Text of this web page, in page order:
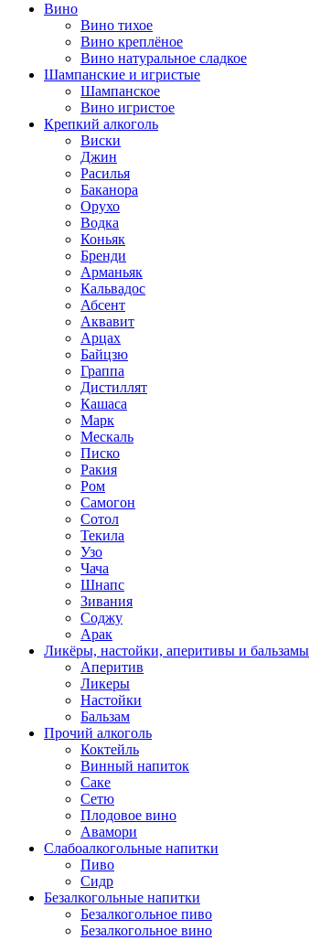
Вино
Вино тихое
Вино креплёное
Вино натуральное сладкое
Шампанские и игристые
Шампанское
Вино игристое
Крепкий алкоголь
Виски
Джин
Расилья
Баканора
Орухо
Водка
Коньяк
Бренди
Арманьяк
Кальвадос
Абсент
Аквавит
Арцах
Байцзю
Граппа
Дистиллят
Кашаса
Марк
Мескаль
Писко
Ракия
Ром
Самогон
Сотол
Текила
Узо
Чача
Шнапс
Зивания
Соджу
Арак
Ликёры, настойки, аперитивы и бальзамы
Аперитив
Ликеры
Настойки
Бальзам
Прочий алкоголь
Коктейль
Винный напиток
Саке
Сетю
Плодовое вино
Авамори
Слабоалкогольные напитки
Пиво
Сидр
Безалкогольные напитки
Безалкогольное пиво
Безалкогольное вино